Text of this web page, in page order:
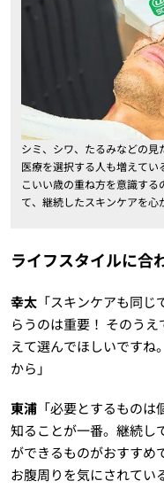
シミ、シワ、たるみなどの
医療を選択する人も増えて
こいい歳の重ね方を意識す
て、継続したスキンケアを心
ライフスタイルに合
幸太「スキンケアも同じ
らうのは重要！ そのう
えて選んでほしいですね
から」
東浦「必要とするものは
知ることが一番。継続し
ができるものがおすすめ
お腹周りを気にされてい